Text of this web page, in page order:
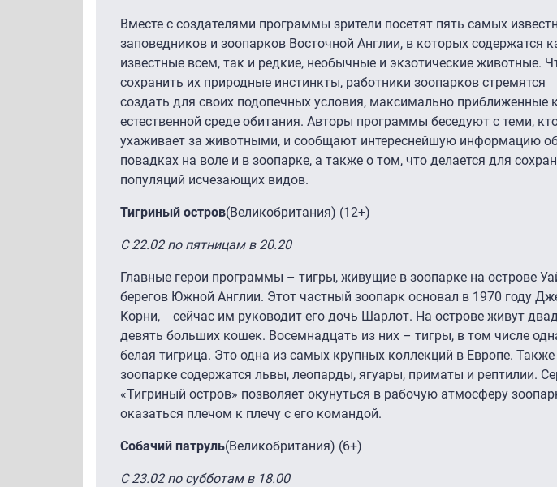
Вместе с создателями программы зрители посетят пять самых
заповедников и зоопарков Восточной Англии, в которых содержатся
известные всем, так и редкие, необычные и экзотические животные.
сохранить их природные инстинкты, работники зоопарков стремятся
создать для своих подопечных условия, максимально приближенные к
естественной среде обитания. Авторы программы беседуют с теми,
ухаживает за животными, и сообщают интереснейшую информацию
повадках на воле и в зоопарке, а также о том, что делается для
популяций исчезающих видов.
Тигриный остров(Великобритания) (12+)
С 22.02 по пятницам в 20.20
Главные герои программы – тигры, живущие в зоопарке на острове
берегов Южной Англии. Этот частный зоопарк основал в 1970 году
Корни, сейчас им руководит его дочь Шарлот. На острове живут
девять больших кошек. Восемнадцать из них – тигры, в том числе
белая тигрица. Это одна из самых крупных коллекций в Европе. Также
зоопарке содержатся львы, леопарды, ягуары, приматы и рептилии.
«Тигриный остров» позволяет окунуться в рабочую атмосферу
оказаться плечом к плечу с его командой.
Собачий патруль(Великобритания) (6+)
С 23.02 по субботам в 18.00